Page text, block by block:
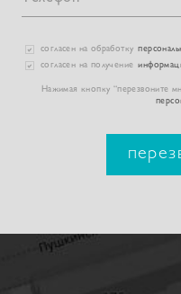
согласен на обработку
согласен на получение
Нажимая кнопку “перезвоните